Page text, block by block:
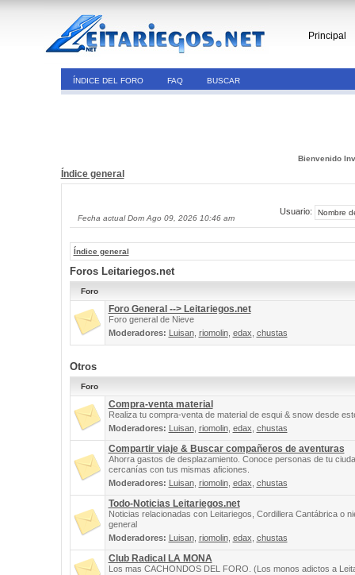
Principal
ÍNDICE DEL FORO FAQ BUSCAR
Bienvenido
Índice general
Fecha actual Dom Ago 09, 2026 10:46 am
Usuario:
Índice general
Foros Leitariegos.net
Foro
Foro General --> Leitariegos.net
Foro general de Nieve
Moderadores: Luisan, riomolin, edax chustas
Otros
Foro
Compra-venta material
Realiza tu compra-venta de material de esqui & snow desde
Moderadores: Luisan, riomolin, edax chustas
Compartir viaje & Buscar compañeros de aventuras
Ahorra gastos de desplazamiento. Conoce personas de tu
cercanías con tus mismas aficiones.
Moderadores: Luisan, riomolin, edax chustas
Todo-Noticias Leitariegos.net
Noticias relacionadas con Leitariegos, Cordillera Cantábrica o
general
Moderadores: Luisan, riomolin, edax chustas
Club Radical LA MONA
Los mas CACHONDOS DEL FORO. (Los monos adictos a